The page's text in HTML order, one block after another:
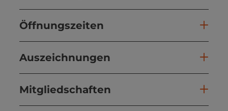
Öffnungszeiten
Auszeichnungen
Mitgliedschaften